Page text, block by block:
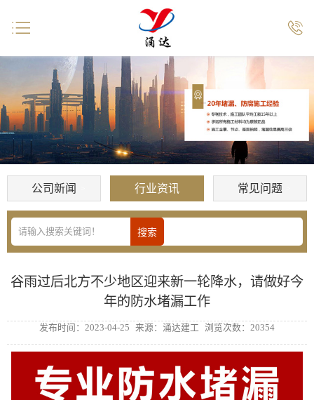
公司新闻 行业资讯 常见问题
谷雨过后北方不少地区迎来新一轮降水，请做好今
年的防水堵漏工作
发布时间：2023-04-25 来源：涌达建工 浏览次数：20354
 